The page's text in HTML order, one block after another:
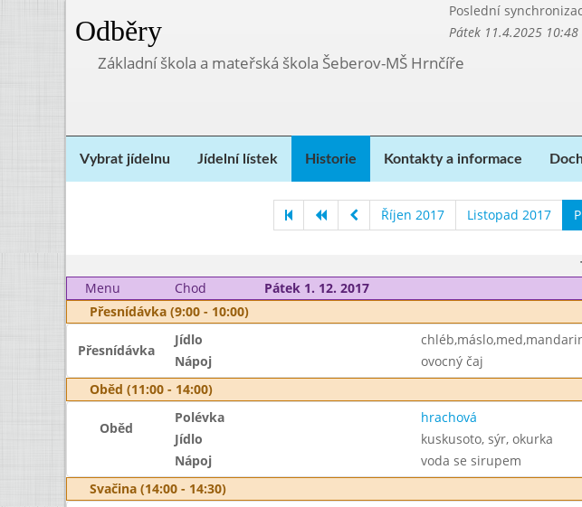
Odběry
Poslední
Pátek 11.4.2025 10:48
Základní škola a mateřská škola Šeberov-MŠ Hrnčíře
Vybrat jídelnu Jídelní lístek Historie Kontakty a informace
Říjen 2017 Listopad 2017
Menu
Chod Pátek 1. 12. 2017
Přesnídávka (9:00 - 10:00)
Přesnídávka
Jídlo
Nápoj
ovocný čaj
Oběd (11:00 - 14:00)
Oběd
Polévka hrachová
Jídlo
kuskusoto, sýr, okurka
Nápoj
voda se sirupem
Svačina (14:00 - 14:30)